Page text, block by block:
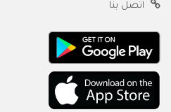
اتصل بنا